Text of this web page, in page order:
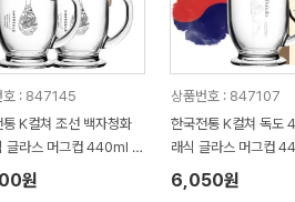
호 : 847145
통 K컬쳐 조선 백자청화
글라스 머그컵 440ml 2
원
상품번호 : 847107
한국전통 K컬쳐 독도
래식 글라스 머그컵
기프팅
6,050원